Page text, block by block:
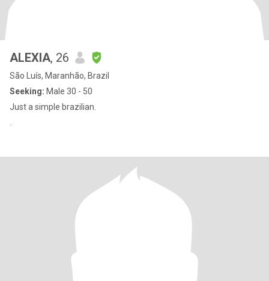
ALEXIA, 26
São Luís, Maranhão, Brazil
Seeking: Male 30 - 50
Just a simple brazilian.